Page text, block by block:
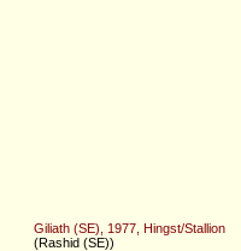
Giliath (SE), 1977, Hingst/Stallion
(Rashid (SE))